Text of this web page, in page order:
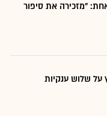
"מזכירה את סיפור
על שלוש ענקיות